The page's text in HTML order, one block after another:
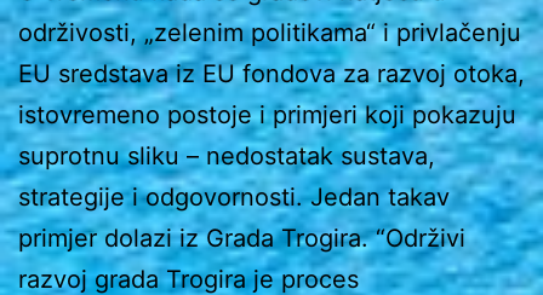
održivosti, „zelenim politikama“ i privlačenju
EU sredstava iz EU fondova za razvoj otoka,
istovremeno postoje i primjeri koji pokazuju
suprotnu sliku – nedostatak sustava,
strategije i odgovornosti. Jedan takav
primjer dolazi iz Grada Trogira. “Održivi
razvoj grada Trogira je proces